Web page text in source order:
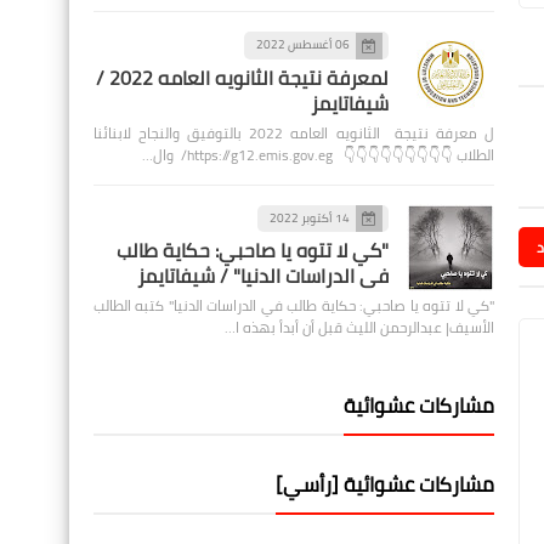
06 أغسطس 2022
لمعرفة نتيجة الثانويه العامه 2022 /
شيفاتايمز
ل معرفة نتيجة الثانويه العامه 2022 بالتوفيق والنجاح لابنائنا
الطلاب 👇👇👇👇👇👇👇👇👇 https://g12.emis.gov.eg/ وال…
14 أكتوبر 2022
"كي لا تتوه يا صاحبي: حكاية طالب
في الدراسات الدنيا" / شيفاتايمز
"كي لا تتوه يا صاحبي: حكاية طالب في الدراسات الدنيا" كتبه الطالب
الأسيف| عبدالرحمن الليث قبل أن أبدأ بهذه ا…
مشاركات عشوائية
مشاركات عشوائية [رأسي]